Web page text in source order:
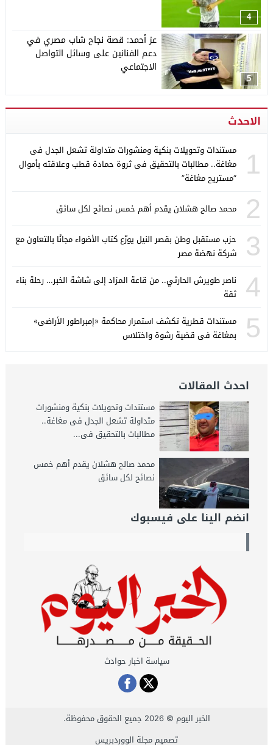
4
5
عز أحمد: قصة نجاح شاب مصري في
دعم الفنانين على وسائل التواصل
الاجتماعي
الاحدث
1
مستندات وتحويلات بنكية ومنشورات متداولة تشعل الجدل فى
مغاغة.. مطالبات بالتحقيق فى ثروة حمادة قطب وعلاقته بأموال
“مستريح مغاغة”
2 محمد صالح هشلان يقدم أهم خمس نصائح لكل سائق
3
حزب مستقبل وطن بقصر النيل يوزّع كتاب الأضواء مجانًا بالتعاون مع
شركة نهضة مصر
4
ناصر طويرش الحارثي.. من قاعة المزاد إلى شاشة الخبر… رحلة بناء
ثقة
5
مستندات قطرية تكشف استمرار محاكمة «إمبراطور الأراضى»
بمغاغة فى قضية رشوة واختلاس
احدث المقالات
مستندات وتحويلات بنكية ومنشورات
متداولة تشعل الجدل فى مغاغة..
مطالبات بالتحقيق فى...
محمد صالح هشلان يقدم أهم خمس
نصائح لكل سائق
انضم الينا على فيسبوك
سياسة اخبار حوادث
الخبر اليوم © 2026 جميع الحقوق محفوظة.
تصميممجلة الووردبريس